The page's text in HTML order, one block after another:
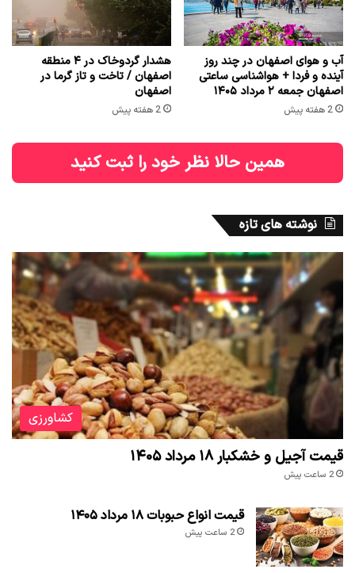
آب و هوای اصفهان در چند روز
آینده و فردا + هواشناسی ساعتی
اصفهان جمعه ۲ مرداد ۱۴۰۵
2 هفته پیش
هشدار گردوخاک در ۴ منطقه
اصفهان / تاخت و تاز گرما در
اصفهان
2 هفته پیش
همین حالا نظر خود را ثبت کنید
نوشته های تازه
کشاورزی
قیمت آجیل و خشکبار ۱۸ مرداد ۱۴۰۵
2 ساعت پیش
قیمت انواع حبوبات ۱۸ مرداد ۱۴۰۵
2 ساعت پیش